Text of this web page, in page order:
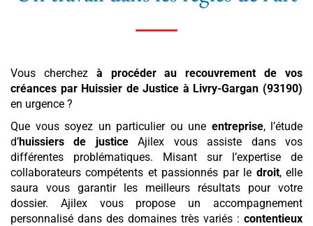
Vous cherchez
à procéder au recouvrement de vos
créances par Huissier de Justice à Livry-Gargan (93190)
en urgence ?
Que vous soyez un particulier ou une entreprise, l’étude
d’huissiers de justiceAjilex vous assiste dans vos
différentes problématiques. Misant sur l’expertise de
collaborateurs compétents et passionnés par le droit, elle
saura vous garantir les meilleurs résultats pour votre
dossier. Ajilex vous propose un accompagnement
personnalisé dans des domaines très variés : contentieux